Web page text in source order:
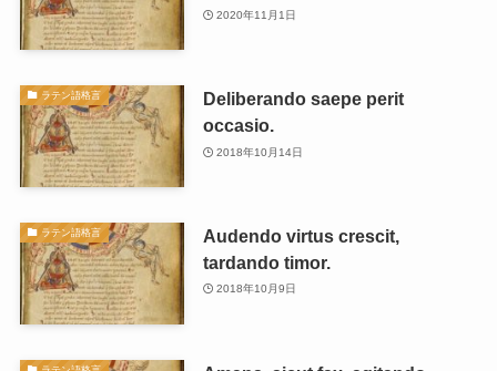
2020年11月1日
ラテン語格言
Deliberando saepe perit
occasio.
2018年10月14日
ラテン語格言
Audendo virtus crescit,
tardando timor.
2018年10月9日